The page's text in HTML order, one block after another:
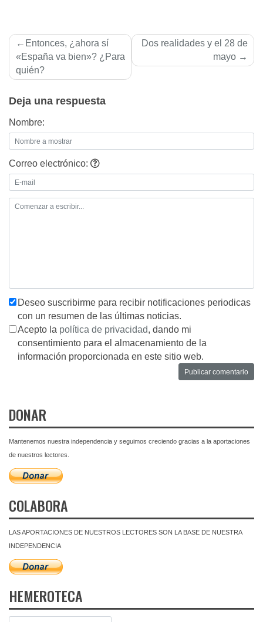
Navegación
de
entradas
Entonces, ¿ahora sí
«España va bien»? ¿Para
quién?
Dos realidades y el 28 de
mayo
Deja una respuesta
Nombre:
Correo electrónico:
Deseo suscribirme para recibir notificaciones periodicas
con un resumen de las últimas noticias.
Acepto la política de privacidad, dando mi
consentimiento para el almacenamiento de la
información proporcionada en este sitio web.
DONAR
Mantenemos nuestra independencia y seguimos creciendo gracias a la aportaciones
de nuestros lectores.
COLABORA
LAS APORTACIONES DE NUESTROS LECTORES SON LA BASE DE NUESTRA
INDEPENDENCIA
HEMEROTECA